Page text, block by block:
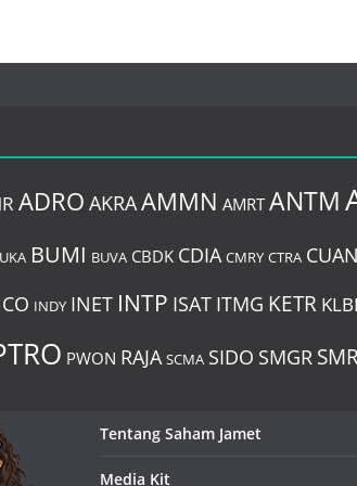
ADRO AKRAAMMN AMRT ANTM
BUMI BUVA CBDK CDIA CMRY CTRA CUAN
INDY INET INTP ISAT ITMG KETR
PWON RAJA SCMA SIDO SMGR
Tentang Saham Jamet
Media Kit